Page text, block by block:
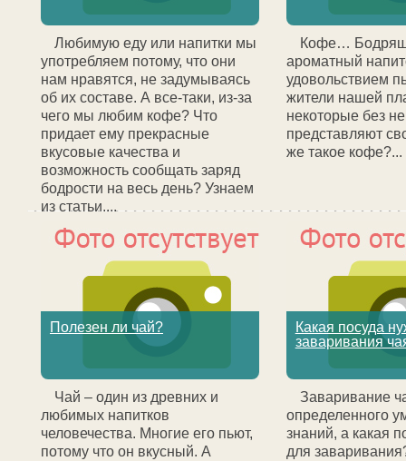
Любимую еду или напитки мы
употребляем потому, что они
нам нравятся, не задумываясь
об их составе. А все-таки, из-за
чего мы любим кофе? Что
придает ему прекрасные
вкусовые качества и
возможность сообщать заряд
бодрости на весь день? Узнаем
из статьи....
Кофе…
ароматный
удовольствием
жители нашей
некоторые без
представляют
же такое кофе?...
Полезен ли чай?
Чай – один из древних и
любимых напитков
человечества. Многие его пьют,
потому что он вкусный. А
Какая посуда
заваривания
Заваривание
определенного
знаний, а какая
для